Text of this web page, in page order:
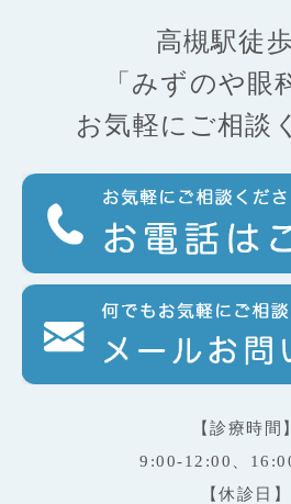
高槻駅徒
「みずのや眼
お気軽にご相談
【診療時間】
9:00-12:00、
【休診日】